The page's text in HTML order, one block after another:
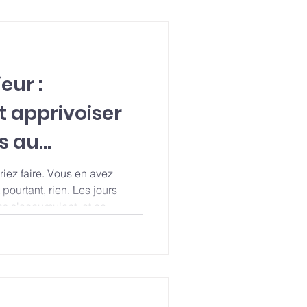
:
apprivoiser
au
faire. Vous en avez
rien. Les jours
s'accumulent, et ce